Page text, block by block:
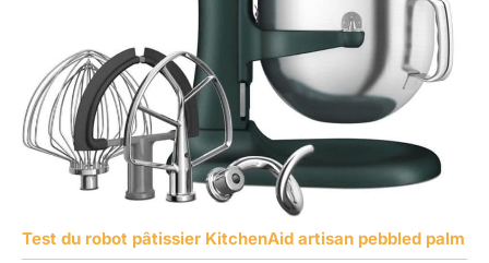
Test du robot pâtissier KitchenAid artisan pebbled palm